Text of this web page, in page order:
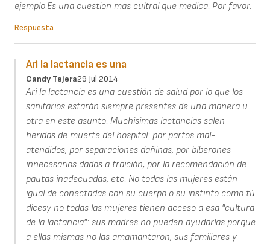
ejemplo.Es una cuestion mas cultral que medica. Por favor.
Respuesta
Ari la lactancia es una
Candy Tejera29 Jul 2014
Ari la lactancia es una cuestión de salud por lo que los
sanitarios estarán siempre presentes de una manera u
otra en este asunto. Muchisimas lactancias salen
heridas de muerte del hospital: por partos mal-
atendidos, por separaciones dañinas, por biberones
innecesarios dados a traición, por la recomendación de
pautas inadecuadas, etc. No todas las mujeres están
igual de conectadas con su cuerpo o su instinto como tú
dicesy no todas las mujeres tienen acceso a esa "cultura
de la lactancia": sus madres no pueden ayudarlas porque
a ellas mismas no las amamantaron, sus familiares y